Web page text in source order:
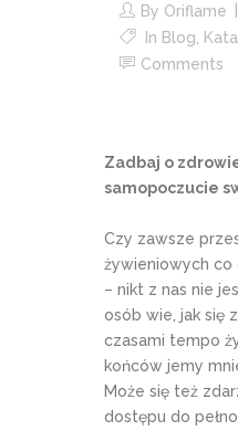
By Oriflame
In Blog
Comments
Zadbaj o
samopoczucie
Czy zawsze
żywieniowych co
– nikt z nas nie
osób wie, jak się
czasami tempo
końców jemy
Może się też
dostępu do